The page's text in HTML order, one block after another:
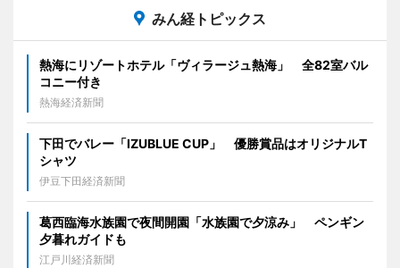
みん経トピックス
熱海にリゾートホテル「ヴィラージュ熱海」 全82室バル
コニー付き
熱海経済新聞
下田でバレー「IZUBLUE CUP」 優勝賞品はオリジナルT
シャツ
伊豆下田経済新聞
葛西臨海水族園で夜間開園「水族園で夕涼み」 ペンギン
夕暮れガイドも
江戸川経済新聞